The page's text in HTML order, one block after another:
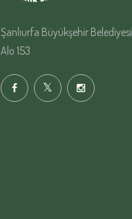
Şanlıurfa Büyükşehir Belediyesi
Alo 153